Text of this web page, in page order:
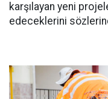
karşılayan yeni
edeceklerini